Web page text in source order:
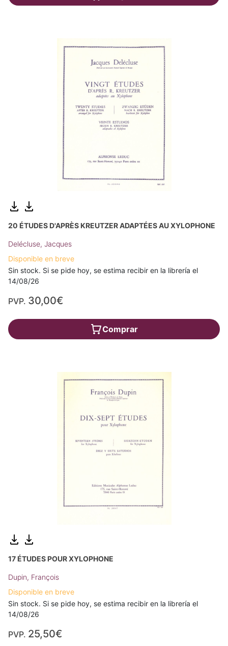
20 ÉTUDES D'APRÈS KREUTZER ADAPTÉES AU XYLOPHONE
Delécluse, Jacques
Disponible en breve
Sin stock. Si se pide hoy, se estima recibir en la librería el
14/08/26
PVP. 30,00€
Comprar
17 ÉTUDES POUR XYLOPHONE
Dupin, François
Disponible en breve
Sin stock. Si se pide hoy, se estima recibir en la librería el
14/08/26
PVP. 25,50€